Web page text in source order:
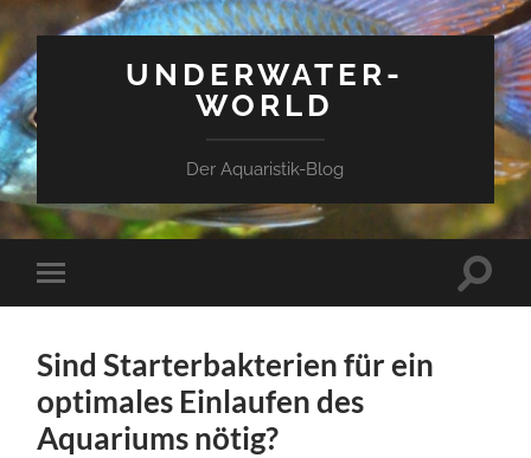
UNDERWATER-
WORLD
Der Aquaristik-Blog
Mobile-
Menü
Sind Starterbakterien für ein
optimales Einlaufen des
Aquariums nötig?